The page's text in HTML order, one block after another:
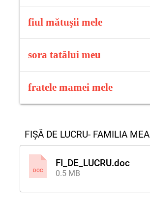
BUNICA
fiul mătuşii mele
VERIȘOR
sora tatălui meu
MĂTUȘĂ
fratele mamei mele
FIȘĂ DE LUCRU- FAMILIA MEA
DOC
FI_DE_LUCRU.doc
0.5 MB